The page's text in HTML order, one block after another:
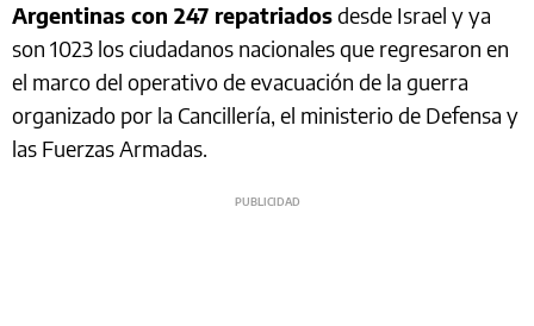
Argentinas con 247 repatriadosdesde Israel y ya
son 1023 los ciudadanos nacionales que regresaron en
el marco del operativo de evacuación de la guerra
organizado por la Cancillería, el ministerio de Defensa y
las Fuerzas Armadas.